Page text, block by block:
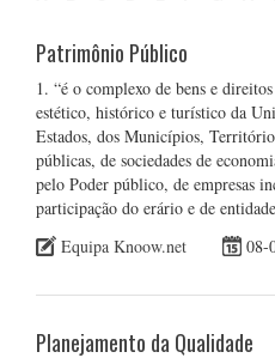
Patrimônio Público
1. “é o complexo de bens e
estético, histórico e turístico da
Estados, dos Municípios,
públicas, de sociedades de
pelo Poder público, de empresas
participação do erário e de
Equipa Knoow.net
08-
Planejamento da Qualidade